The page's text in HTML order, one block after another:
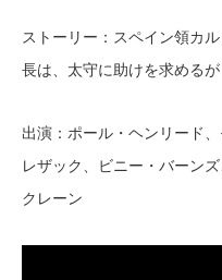
ストーリー：スペイン領カ
長は、太守に助けを求めるが
出演：ポール・ヘンリード
レザック、ビニー・バーン
クレーン